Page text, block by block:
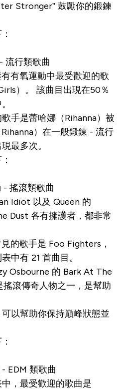
Stronger” 鼓勵你的鍛鍊
流行類歌曲
有氧運動中最受歡迎的歌
）
。 該曲目出現在50％
手是蕾哈娜（Rihanna）被
）在一般鍛鍊 - 流行
最多次。
- 搖滾類歌曲
Idiot 以及 Queen 的
Dust 各有擁護者，都非常
的歌手是 Foo Fighters，
中有 21 首曲目。
Osbourne 的 Bark At The
搖滾傳奇人物之一，是幫助
以幫助你保持巔峰狀態並
EDM 類歌曲
，最受歡迎的歌曲是